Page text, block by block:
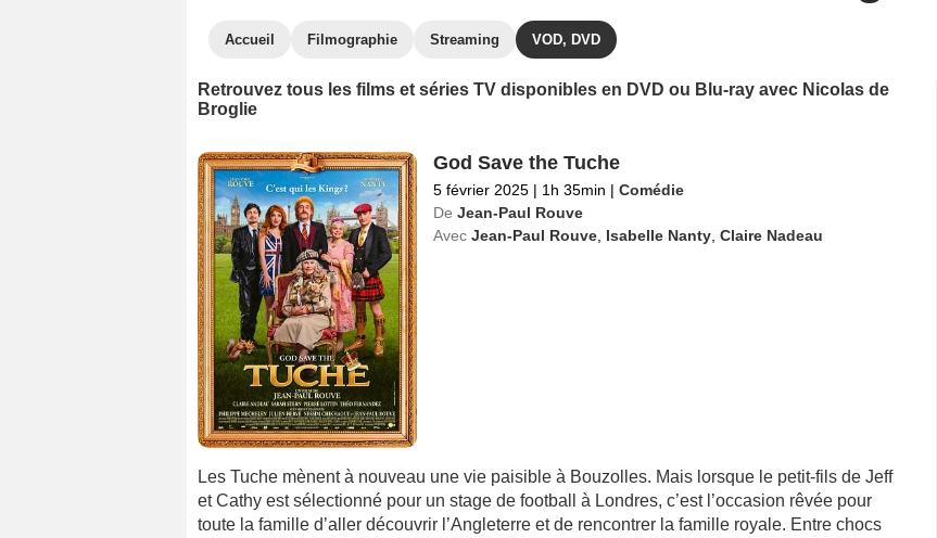
Accueil Filmographie Streaming VOD, DVD
Retrouvez tous les films et séries TV disponibles en DVD ou Blu-ray avec Nicolas de
Broglie
God Save the Tuche
5 février 2025 | 1h 35min | Comédie
De Jean-Paul Rouve
Avec Jean-Paul Rouve, Isabelle Nanty, Claire Nadeau
Les Tuche mènent à nouveau une vie paisible à Bouzolles. Mais lorsque le petit-fils de Jeff
et Cathy est sélectionné pour un stage de football à Londres, c’est l’occasion rêvée pour
toute la famille d’aller découvrir l’Angleterre et de rencontrer la famille royale. Entre chocs